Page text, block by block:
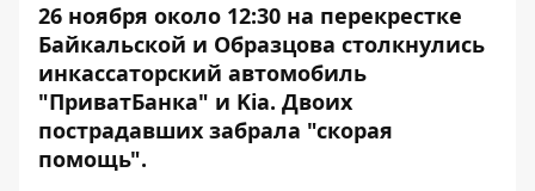
26 ноября около 12:30 на перекрестке
Байкальской и Образцова столкнулись
инкассаторский автомобиль
"ПриватБанка" и Kia. Двоих
пострадавших забрала "скорая
помощь".